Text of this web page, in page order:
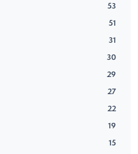
53
51
31
30
29
27
22
19
15